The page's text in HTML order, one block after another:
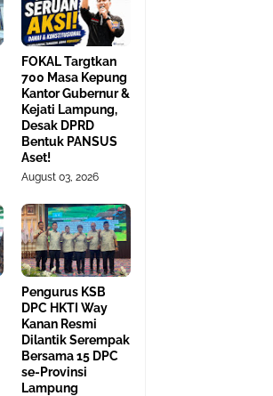
FOKAL Targtkan
700 Masa Kepung
Kantor Gubernur &
Kejati Lampung,
Desak DPRD
Bentuk PANSUS
Aset!
August 03, 2026
Pengurus KSB
DPC HKTI Way
Kanan Resmi
Dilantik Serempak
Bersama 15 DPC
se-Provinsi
Lampung